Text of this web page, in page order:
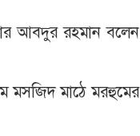
আবদুর রহমান
মাঠে